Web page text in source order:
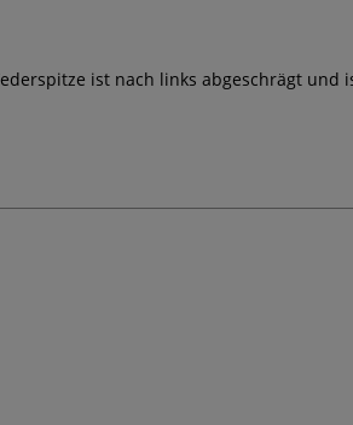
ist nach links abgeschrägt